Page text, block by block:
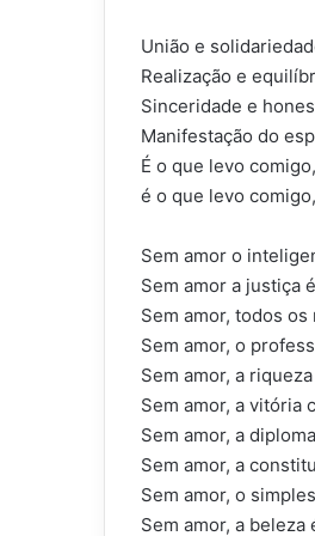
União e
Realização e
Sinceridade e
Manifestação do
É o que levo
é o que levo
Sem amor o
Sem amor a justiça
Sem amor, todos
Sem amor, o
Sem amor, a
Sem amor, a vitória
Sem amor, a
Sem amor, a
Sem amor, o
Sem amor, a beleza